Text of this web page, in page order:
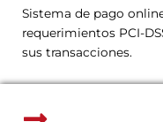
Sistema de pago
requerimientos PCI-
sus transacciones.